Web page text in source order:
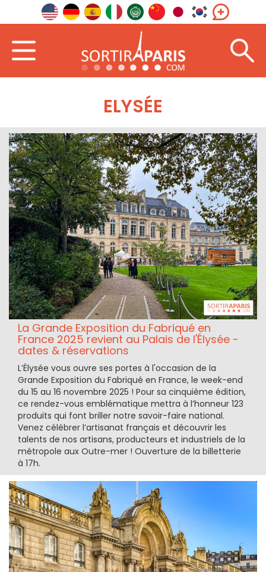
ELYSÉE
La Grande Exposition du Fabriqué en
France 2025 revient au Palais de l'Élysée -
dates & réservations
L’Élysée vous ouvre ses portes à l'occasion de la
Grande Exposition du Fabriqué en France, le week-end
du 15 au 16 novembre 2025 ! Pour sa cinquième édition,
ce rendez-vous emblématique mettra à l’honneur 123
produits qui font briller notre savoir-faire national.
Venez célébrer l’artisanat français et découvrir les
talents de nos artisans, producteurs et industriels de la
métropole aux Outre-mer ! Ouverture de la billetterie
à 17h.